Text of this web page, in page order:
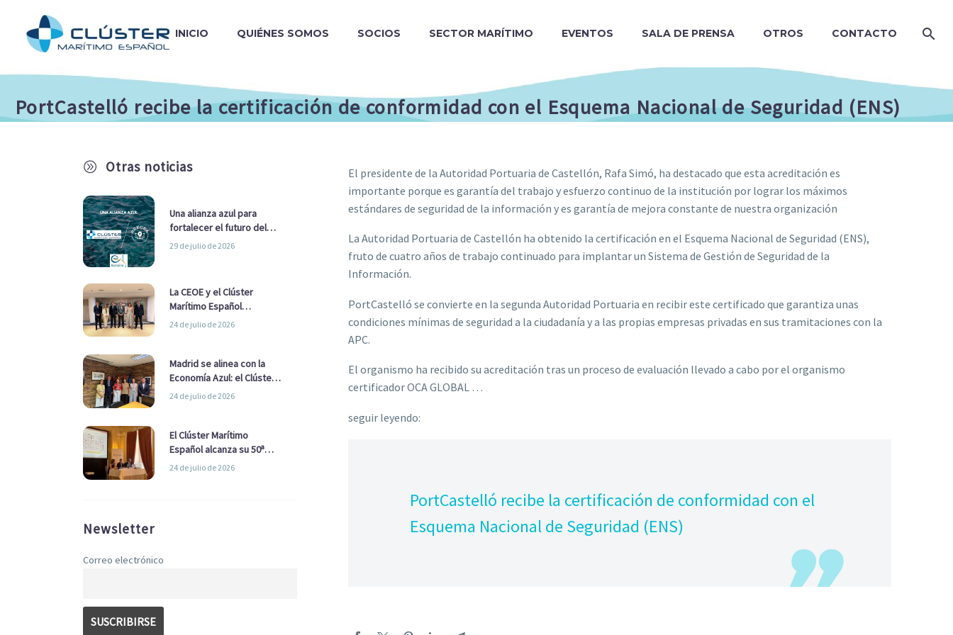
INICIO QUIÉNES SOMOS SOCIOS SECTOR MARÍTIMO EVENTOS SALA DE PRENSA OTROS CONTACTO
PortCastelló recibe la certificación de conformidad con el Esquema Nacional de Seguridad (ENS)
A Otras noticias
Una alianza azul para
fortalecer el futuro del
sector marítimo
29 de julio de 2026
La CEOE y el Clúster
Marítimo Español
refuerzan su alianza para
24 de julio de 2026
Madrid se alinea con la
Economía Azul: el Clúster
Marítimo Español y la Real
Ayuntamiento
24 de julio de 2026
El Clúster Marítimo
Español alcanza su 50ª
Asamblea reafirmando su
24 de julio de 2026
Newsletter
Correo electrónico
El presidente de la Autoridad Portuaria de Castellón, Rafa Simó, ha destacado que esta acreditación es
importante porque es garantía del trabajo y esfuerzo continuo de la institución por lograr los máximos
estándares de seguridad de la información y es garantía de mejora constante de nuestra organización
La Autoridad Portuaria de Castellón ha obtenido la certificación en el Esquema Nacional de Seguridad (ENS),
fruto de cuatro años de trabajo continuado para implantar un Sistema de Gestión de Seguridad de la
Información.
PortCastelló se convierte en la segunda Autoridad Portuaria en recibir este certificado que garantiza unas
condiciones mínimas de seguridad a la ciudadanía y a las propias empresas privadas en sus tramitaciones con la
APC.
El organismo ha recibido su acreditación tras un proceso de evaluación llevado a cabo por el organismo
certificador OCA GLOBAL …
seguir leyendo:
PortCastelló recibe la certificación de conformidad con el
Esquema Nacional de Seguridad (ENS)